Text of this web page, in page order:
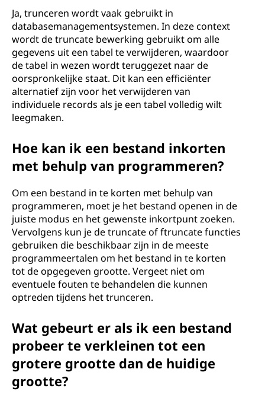
Ja, trunceren wordt vaak gebruikt in
databasemanagementsystemen. In deze context
wordt de truncate bewerking gebruikt om alle
gegevens uit een tabel te verwijderen, waardoor
de tabel in wezen wordt teruggezet naar de
oorspronkelijke staat. Dit kan een efficiënter
alternatief zijn voor het verwijderen van
individuele records als je een tabel volledig wilt
leegmaken.
Hoe kan ik een bestand inkorten
met behulp van programmeren?
Om een bestand in te korten met behulp van
programmeren, moet je het bestand openen in de
juiste modus en het gewenste inkortpunt zoeken.
Vervolgens kun je de truncate of ftruncate functies
gebruiken die beschikbaar zijn in de meeste
programmeertalen om het bestand in te korten
tot de opgegeven grootte. Vergeet niet om
eventuele fouten te behandelen die kunnen
optreden tijdens het trunceren.
Wat gebeurt er als ik een bestand
probeer te verkleinen tot een
grotere grootte dan de huidige
grootte?